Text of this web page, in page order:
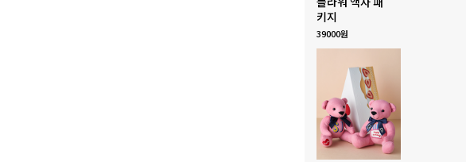
키지
39000원